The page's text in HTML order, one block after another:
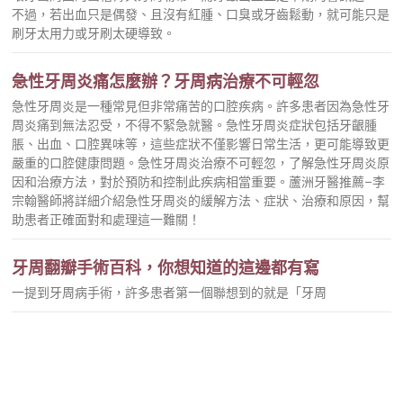
不過，若出血只是偶發、且沒有紅腫、口臭或牙齒鬆動，就可能只是
刷牙太用力或牙刷太硬導致。
急性牙周炎痛怎麼辦？牙周病治療不可輕忽
急性牙周炎是一種常見但非常痛苦的口腔疾病。許多患者因為急性牙
周炎痛到無法忍受，不得不緊急就醫。急性牙周炎症狀包括牙齦腫
脹、出血、口腔異味等，這些症狀不僅影響日常生活，更可能導致更
嚴重的口腔健康問題。急性牙周炎治療不可輕忽，了解急性牙周炎原
因和治療方法，對於預防和控制此疾病相當重要。蘆洲牙醫推薦–李
宗翰醫師將詳細介紹急性牙周炎的緩解方法、症狀、治療和原因，幫
助患者正確面對和處理這一難關！
牙周翻瓣手術百科，你想知道的這邊都有寫
一提到牙周病手術，許多患者第一個聯想到的就是「牙周